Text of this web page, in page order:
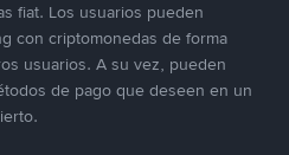
fiat. Los usuarios pueden
con criptomonedas de forma
usuarios. A su vez, pueden
de pago que deseen en un